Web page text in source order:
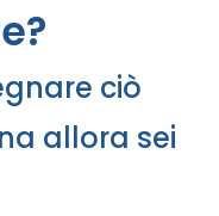
ciò
allora sei